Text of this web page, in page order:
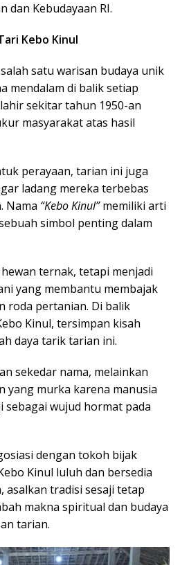
dan Kebudayaan RI.
Kebo Kinul
satu warisan budaya unik
mendalam di balik setiap
sekitar tahun 1950-an
masyarakat atas hasil
perayaan, tarian ini juga
ladang mereka terbebas
Nama “Kebo Kinul”memiliki arti
simbol penting dalam
ternak, tetapi menjadi
yang membantu membajak
roda pertanian. Di balik
Kinul, tersimpan kisah
daya tarik tarian ini.
sekedar nama, melainkan
yang murka karena manusia
sebagai wujud hormat pada
dengan tokoh bijak
Kinul luluh dan bersedia
asalkan tradisi sesaji tetap
makna spiritual dan budaya
tarian.